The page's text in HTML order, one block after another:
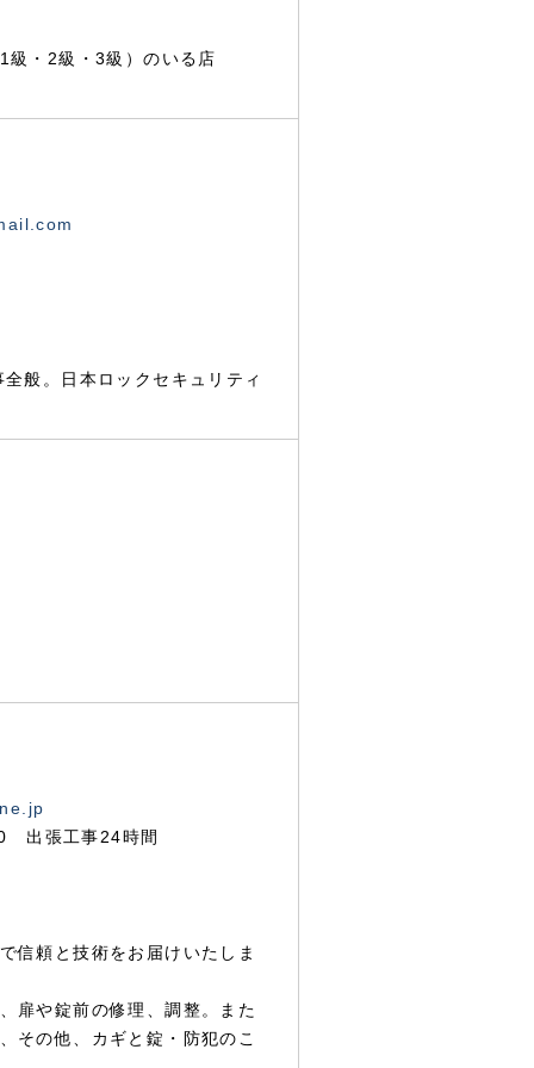
・2級・3級）のいる店
般。日本ロックセキュリティ
出張工事24時間
信頼と技術をお届けいたしま
扉や錠前の修理、調整。また
その他、カギと錠・防犯のこ